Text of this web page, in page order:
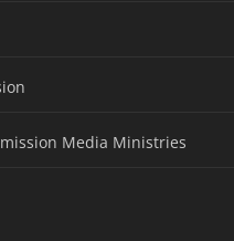
Media Ministries